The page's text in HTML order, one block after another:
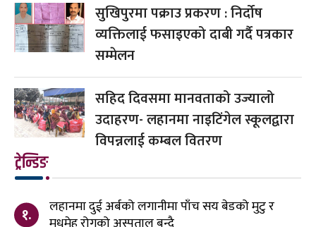
सुखिपुरमा पक्राउ प्रकरण : निर्दोष
व्यक्तिलाई फसाइएको दाबी गर्दै पत्रकार
सम्मेलन
सहिद दिवसमा मानवताको उज्यालो
उदाहरण- लहानमा नाइटिंगेल स्कूलद्वारा
विपन्नलाई कम्बल वितरण
ट्रेन्डिङ
१.
लहानमा दुई अर्बको लगानीमा पाँच सय बेडको मुटु र